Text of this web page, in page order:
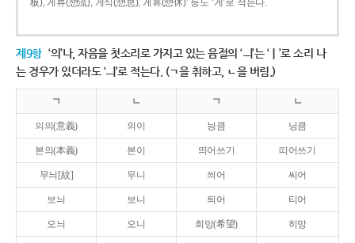
板), 게류(憩流), 게식(憩息), 게휴(憩休)’ 등도 ‘게’로 적는다.
제9항 ‘의’나, 자음을 첫소리로 가지고 있는 음절의 ‘ㅢ’는 ‘ㅣ’로 소리 나
는 경우가 있더라도 ‘ㅢ’로 적는다. (ㄱ을 취하고, ㄴ을 버림.)
ㄱ ㄴ ㄱ ㄴ
의의(意義) 의이 닁큼 닝큼
본의(本義) 본이 띄어쓰기 띠어쓰기
무늬[紋] 무니 씌어 씨어
보늬 보니 틔어 티어
오늬 오니 희망(希望) 히망